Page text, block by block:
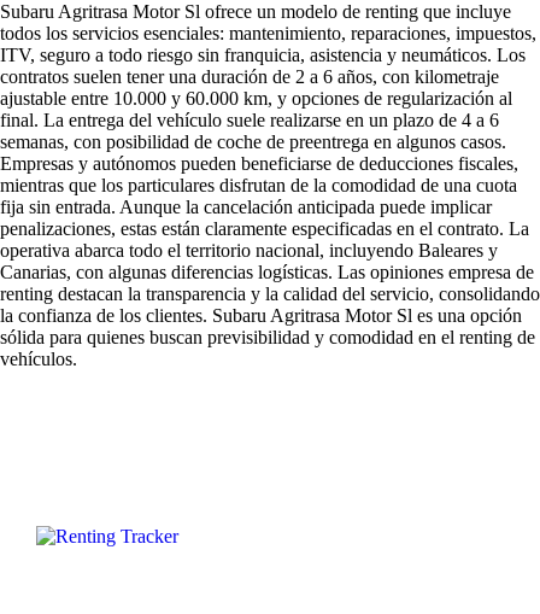
Subaru Agritrasa Motor Sl ofrece un modelo de renting que incluye
todos los servicios esenciales: mantenimiento, reparaciones, impuestos,
ITV, seguro a todo riesgo sin franquicia, asistencia y neumáticos. Los
contratos suelen tener una duración de 2 a 6 años, con kilometraje
ajustable entre 10.000 y 60.000 km, y opciones de regularización al
final. La entrega del vehículo suele realizarse en un plazo de 4 a 6
semanas, con posibilidad de coche de preentrega en algunos casos.
Empresas y autónomos pueden beneficiarse de deducciones fiscales,
mientras que los particulares disfrutan de la comodidad de una cuota
fija sin entrada. Aunque la cancelación anticipada puede implicar
penalizaciones, estas están claramente especificadas en el contrato. La
operativa abarca todo el territorio nacional, incluyendo Baleares y
Canarias, con algunas diferencias logísticas. Las opiniones empresa de
renting destacan la transparencia y la calidad del servicio, consolidando
la confianza de los clientes. Subaru Agritrasa Motor Sl es una opción
sólida para quienes buscan previsibilidad y comodidad en el renting de
vehículos.